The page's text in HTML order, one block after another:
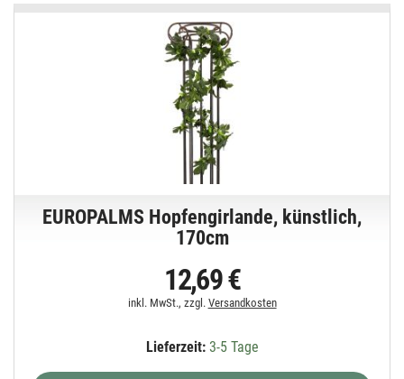
EUROPALMS Hopfengirlande, künstlich,
170cm
12,69 €
inkl. MwSt., zzgl. Versandkosten
Lieferzeit:3-5 Tage